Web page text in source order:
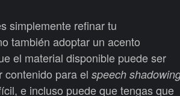
simplemente refinar tu
también adoptar un acento
el material disponible puede ser
contenido para el speech
e incluso puede que tengas que